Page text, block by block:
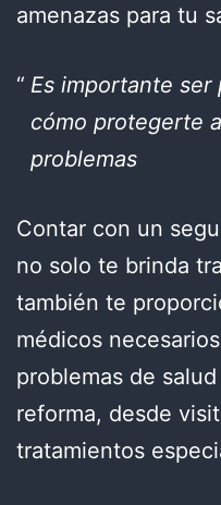
amenazas para tu
Es importante
cómo protegerte
problemas
Contar con un
no solo te brinda
también te
médicos
problemas de
reforma, desde
tratamientos